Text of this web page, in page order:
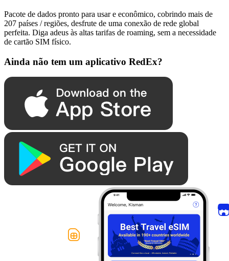
Pacote de dados pronto para usar e econômico, cobrindo mais de
207 países / regiões, desfrute de uma conexão de rede global
perfeita. Diga adeus às altas tarifas de roaming, sem a necessidade
de cartão SIM físico.
Ainda não tem um aplicativo RedEx?